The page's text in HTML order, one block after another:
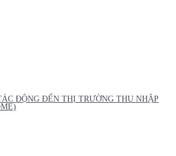
ĐỘNG ĐẾN THỊ TRƯỜNG THU NHẬP